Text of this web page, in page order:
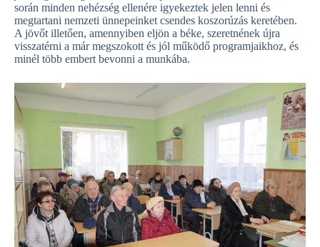
során minden nehézség ellenére igyekeztek jelen lenni és
megtartani nemzeti ünnepeinket csendes koszorúzás keretében.
A jövőt illetően, amennyiben eljön a béke, szeretnének újra
visszatérni a már megszokott és jól működő programjaikhoz, és
minél több embert bevonni a munkába.